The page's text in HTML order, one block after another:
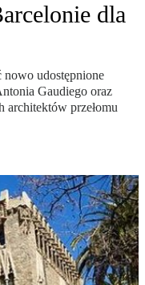
dla
nowo udostępnione
Gaudiego oraz
architektów przełomu